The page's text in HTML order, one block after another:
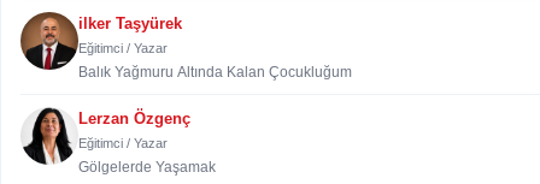
ilker Taşyürek
Eğitimci / Yazar
Balık Yağmuru Altında Kalan Çocukluğum
Lerzan Özgenç
Eğitimci / Yazar
Gölgelerde Yaşamak